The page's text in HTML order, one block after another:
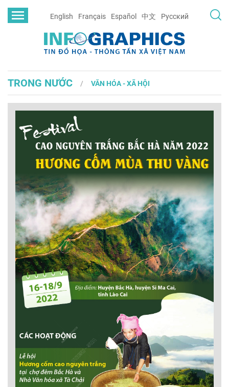
English Français Español 中文 Русский
TRONG NƯỚC VĂN HÓA - XÃ HỘI